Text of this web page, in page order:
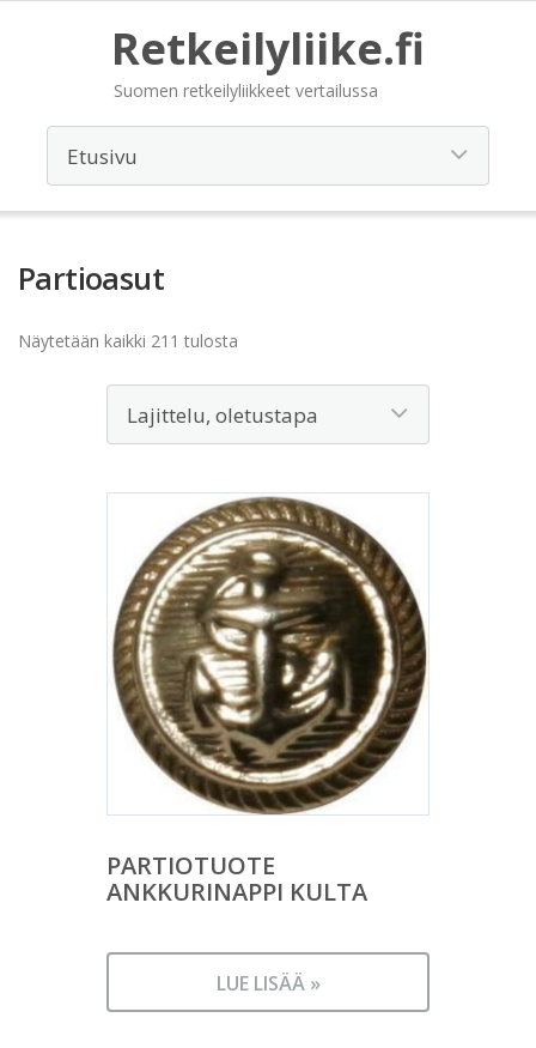
Retkeilyliike.fi
Suomen retkeilyliikkeet vertailussa
Partioasut
Näytetään kaikki 211 tulosta
PARTIOTUOTE
ANKKURINAPPI KULTA
LUE LISÄÄ »